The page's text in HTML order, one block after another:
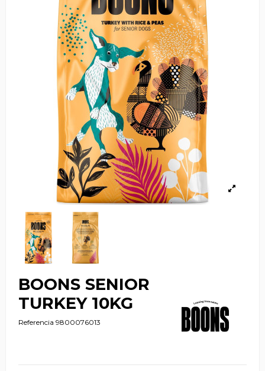
BOONS SENIOR
TURKEY 10KG
Referencia 9800076013